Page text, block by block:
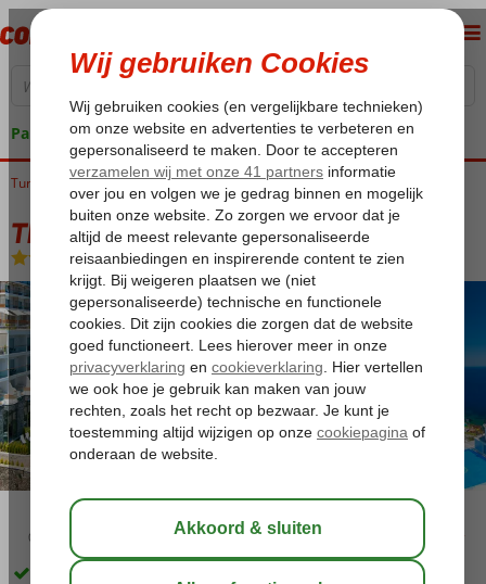
Pakketgarantie
Home
Turkije Egeische kust Bodrum Gundogan The Blue Bosphorus
The Blue Bosphorus
All Inclusive-Hotel
03:30
Zeer geschikt voor families met kinderen